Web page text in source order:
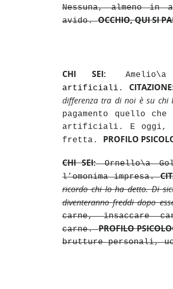
Nessuna, almeno in
avido.OCCHIO, QUI SI
CHI SEI:
artificiali.
differenza tra di noi è su
pagamento quello
artificiali. E oggi, o
fretta. PROFILO
CHI SEI: Ornello\a
l’omonima impresa.
ricordo chi lo ha detto. Di
diventeranno freddi dopo
carne, insaccare
carne.PROFILO
brutture personali,